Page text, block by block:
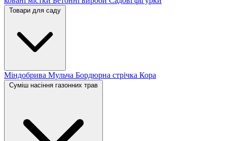
Товари для саду
Міндобрива Мульча Бордюрна стрічка Кора
Суміш насіння газонних трав